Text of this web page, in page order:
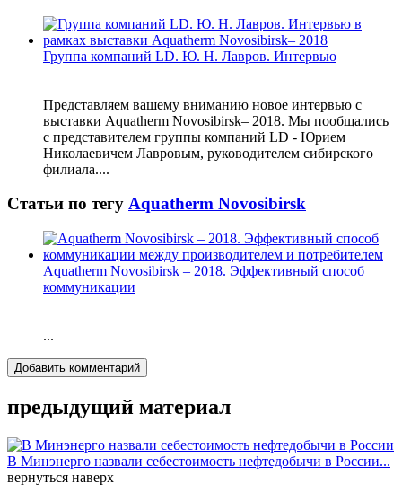
Группа компаний LD. Ю. Н. Лавров. Интервью
Представляем вашему вниманию новое интервью с
выставки Aquatherm Novosibirsk– 2018. Мы пообщались
с представителем группы компаний LD - Юрием
Николаевичем Лавровым, руководителем сибирского
филиала....
Статьи по тегу Aquatherm Novosibirsk
Aquatherm Novosibirsk – 2018. Эффективный способ
коммуникации
...
Добавить комментарий
предыдущий материал
В Минэнерго назвали себестоимость нефтедобычи в России...
вернуться наверх